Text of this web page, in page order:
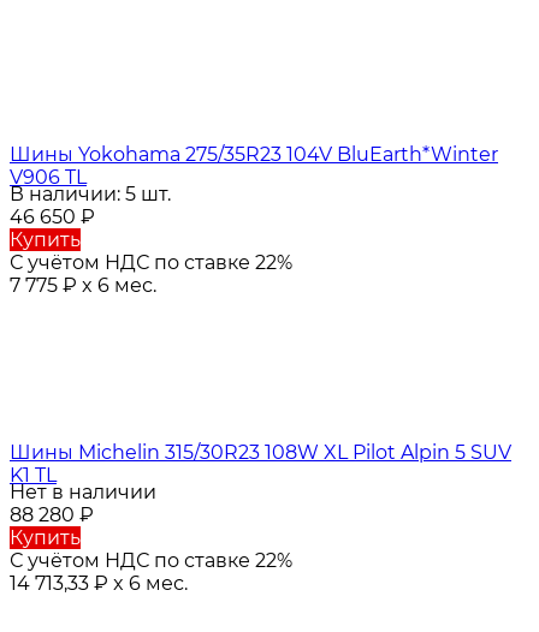
Шины Yokohama 275/35R23 104V BluEarth*Winter
V906 TL
В наличии: 5 шт.
46 650 ₽
Купить
С учётом НДС по ставке 22%
7 775 ₽ x 6 мес.
Шины Michelin 315/30R23 108W XL Pilot Alpin 5 SUV
K1 TL
Нет в наличии
88 280 ₽
Купить
С учётом НДС по ставке 22%
14 713,33 ₽ x 6 мес.